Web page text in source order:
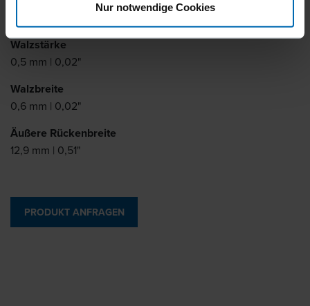
Nur notwendige Cookies
Walzstärke
0,5 mm | 0,02"
Walzbreite
0,6 mm | 0,02"
Äußere Rückenbreite
12,9 mm | 0,51"
PRODUKT ANFRAGEN